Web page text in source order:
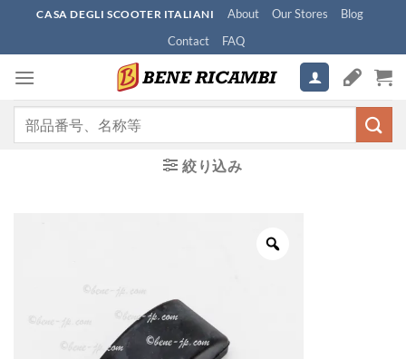
content
CASA DEGLI SCOOTER ITALIANI About Our Stores
Blog
Contact
FAQ
絞り込み